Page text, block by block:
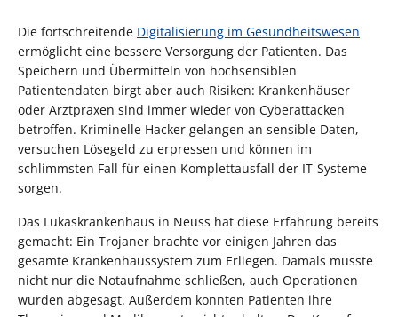
Die fortschreitende Digitalisierung im Gesundheitswesen
ermöglicht eine bessere Versorgung der Patienten. Das
Speichern und Übermitteln von hochsensiblen
Patientendaten birgt aber auch Risiken: Krankenhäuser
oder Arztpraxen sind immer wieder von Cyberattacken
betroffen. Kriminelle Hacker gelangen an sensible Daten,
versuchen Lösegeld zu erpressen und können im
schlimmsten Fall für einen Komplettausfall der IT-Systeme
sorgen.
Das Lukaskrankenhaus in Neuss hat diese Erfahrung bereits
gemacht: Ein Trojaner brachte vor einigen Jahren das
gesamte Krankenhaussystem zum Erliegen. Damals musste
nicht nur die Notaufnahme schließen, auch Operationen
wurden abgesagt. Außerdem konnten Patienten ihre